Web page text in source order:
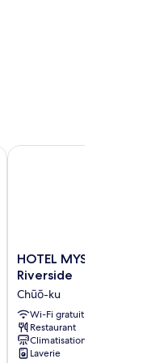
HOTEL
MYSTAYS
Kumamoto
Riverside
Chūō-
ku
HOTEL MYSTAYS
Riverside
Chūō-ku
Wi-Fi gratuit
Restaurant
Climatisation
Laverie
HOTEL MYSTAYS